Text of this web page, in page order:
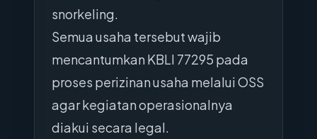
snorkeling.
Semua usaha tersebut wajib
mencantumkan KBLI 77295 pada
proses perizinan usaha melalui OSS
agar kegiatan operasionalnya
diakui secara legal.